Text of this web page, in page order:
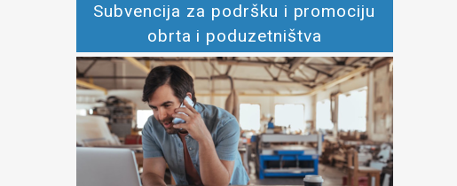
Subvencija za podršku i promociju
obrta i poduzetništva